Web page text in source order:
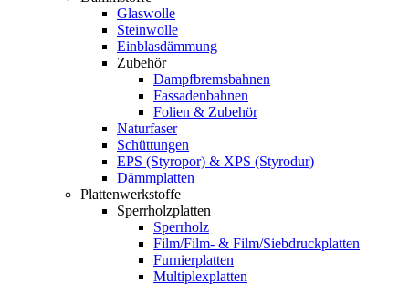
Glaswolle
Steinwolle
Einblasdämmung
Zubehör
Dampfbremsbahnen
Fassadenbahnen
Folien & Zubehör
Naturfaser
Schüttungen
EPS (Styropor) & XPS (Styrodur)
Dämmplatten
Plattenwerkstoffe
Sperrholzplatten
Sperrholz
Film/Film- & Film/Siebdruckplatten
Furnierplatten
Multiplexplatten